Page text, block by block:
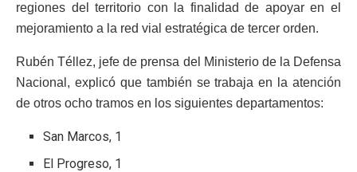
regiones del territorio con la finalidad de apoyar en el
mejoramiento a la red vial estratégica de tercer orden.
Rubén Téllez, jefe de prensa del Ministerio de la Defensa
Nacional, explicó que también se trabaja en la atención
de otros ocho tramos en los siguientes departamentos:
San Marcos, 1
El Progreso, 1